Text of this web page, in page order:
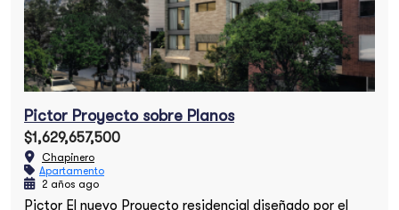
Pictor Proyecto sobre Planos
$1,629,657,500
Chapinero
Apartamento
2 años ago
Pictor El nuevo Proyecto residencial diseñado por el